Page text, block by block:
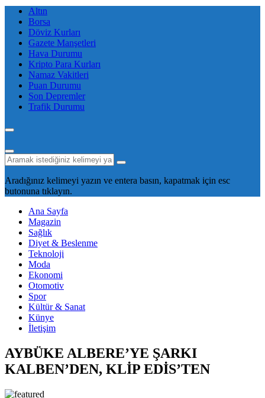
Altın
Borsa
Döviz Kurları
Gazete Manşetleri
Hava Durumu
Kripto Para Kurları
Namaz Vakitleri
Puan Durumu
Son Depremler
Trafik Durumu
Aradığınız kelimeyi yazın ve entera basın, kapatmak için esc
butonuna tıklayın.
Ana Sayfa
Magazin
Sağlık
Diyet & Beslenme
Teknoloji
Moda
Ekonomi
Otomotiv
Spor
Kültür & Sanat
Künye
İletişim
AYBÜKE ALBERE’YE ŞARKI
KALBEN’DEN, KLİP EDİS’TEN